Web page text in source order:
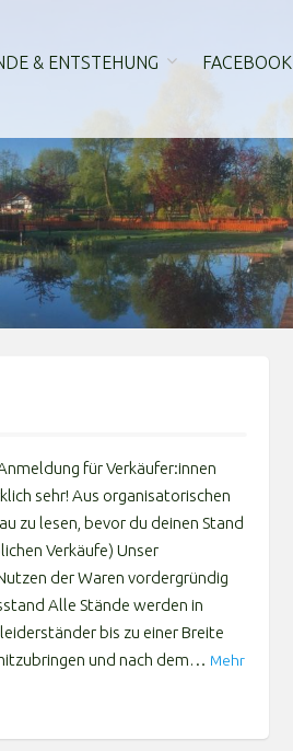
& ENTSTEHUNG FACEBOOK
Anmeldung für Verkäufer:innen
sehr! Aus organisatorischen
zu lesen, bevor du deinen Stand
Verkäufe) Unser
der Waren vordergründig
Alle Stände werden in
bis zu einer Breite
und nach dem… Mehr